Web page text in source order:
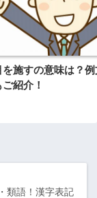
を施すの意味は？
ご紹介！
類語！漢字表記